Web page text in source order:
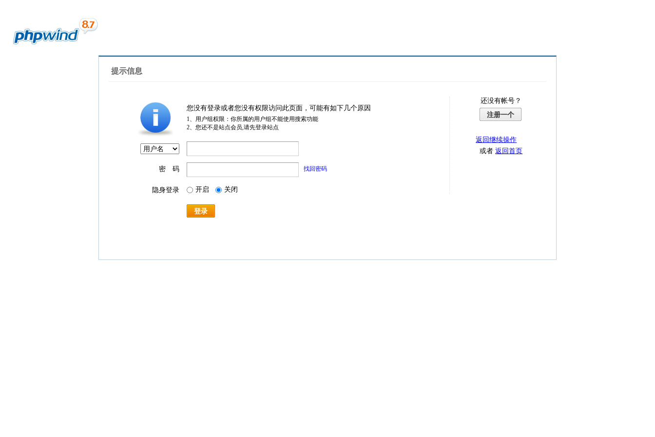
提示信息
您没有登录或者您没有权限访问此页面，可能有如下几个原因
1、用户组权限：你所属的用户组不能使用搜索功能
2、您还不是站点会员,请先登录站点
密 码 找回密码
隐身登录 开启 关闭
登录
还没有帐号？
注册一个
返回继续操作
或者返回首页